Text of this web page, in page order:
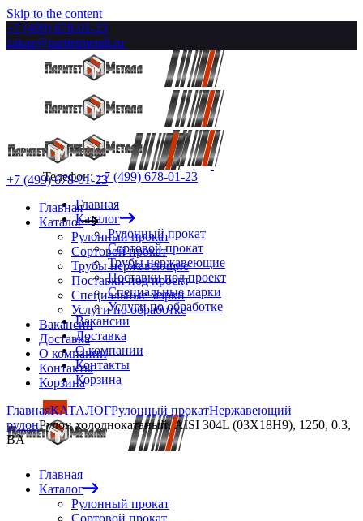
Skip to the content
+7 (499) 678-01-23
zakaz@paritetmetall.ru
Телефон:+7 (499) 678-01-23
Главная
Каталог
Рулонный прокат
Сортовой прокат
Трубы нержавеющие
Поставки под проект
Специальные марки
Услуги по обработке
Вакансии
Доставка
О компании
Контакты
Корзина
Главная
Каталог
Рулонный прокат
Сортовой прокат
+7 (499) 678-01-23
Главная
Каталог
Рулонный прокат
Сортовой прокат
Трубы нержавеющие
Поставки под проект
Специальные марки
Услуги по обработке
Вакансии
Доставка
О компании
Контакты
Корзина
ГлавнаяКАТАЛОГРулонный прокатНержавеющий
рулонРулон холоднокатаный, AISI 304L (03Х18Н9), 1250, 0.3,
BA